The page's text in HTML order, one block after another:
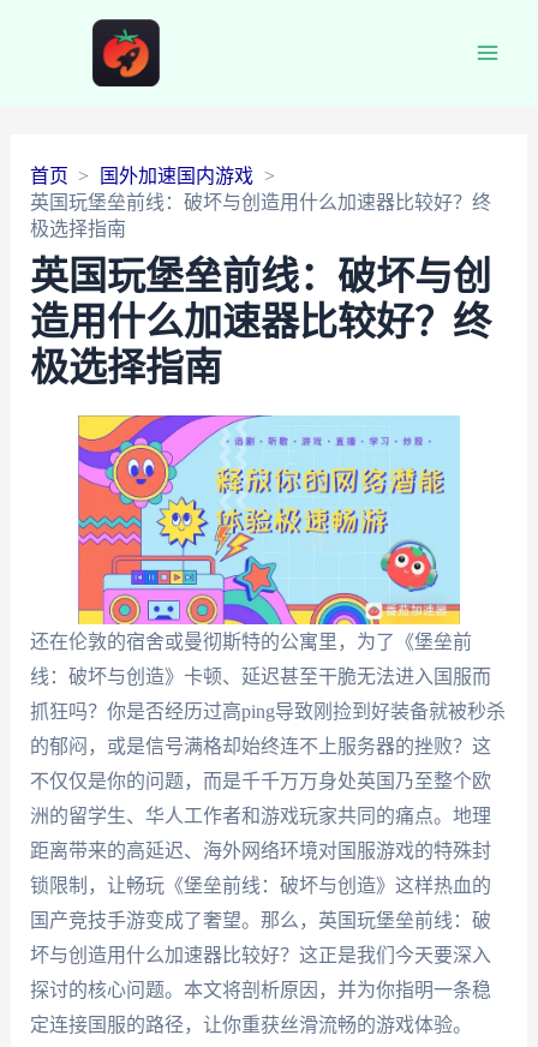
首页
国外加速国内游戏
英国玩堡垒前线：破坏与创造用什么加速器比较好？终
极选择指南
英国玩堡垒前线：破坏与创
造用什么加速器比较好？终
极选择指南
还在伦敦的宿舍或曼彻斯特的公寓里，为了《堡垒前
线：破坏与创造》卡顿、延迟甚至干脆无法进入国服而
抓狂吗？你是否经历过高ping导致刚捡到好装备就被秒杀
的郁闷，或是信号满格却始终连不上服务器的挫败？这
不仅仅是你的问题，而是千千万万身处英国乃至整个欧
洲的留学生、华人工作者和游戏玩家共同的痛点。地理
距离带来的高延迟、海外网络环境对国服游戏的特殊封
锁限制，让畅玩《堡垒前线：破坏与创造》这样热血的
国产竞技手游变成了奢望。那么，英国玩堡垒前线：破
坏与创造用什么加速器比较好？这正是我们今天要深入
探讨的核心问题。本文将剖析原因，并为你指明一条稳
定连接国服的路径，让你重获丝滑流畅的游戏体验。